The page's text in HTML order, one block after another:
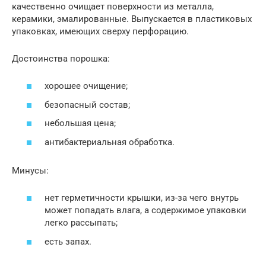
качественно очищает поверхности из металла,
керамики, эмалированные. Выпускается в пластиковых
упаковках, имеющих сверху перфорацию.
Достоинства порошка:
хорошее очищение;
безопасный состав;
небольшая цена;
антибактериальная обработка.
Минусы:
нет герметичности крышки, из-за чего внутрь
может попадать влага, а содержимое упаковки
легко рассыпать;
есть запах.